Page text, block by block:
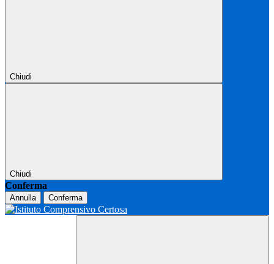
Chiudi
Chiudi
Conferma
Annulla Conferma